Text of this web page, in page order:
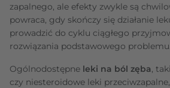
zapalnego, ale efekty zwykle są
powraca, gdy skończy się działanie
prowadzić do cyklu ciągłego
rozwiązania podstawowego problemu.
Ogólnodostępne leki na ból zęba,
czy niesteroidowe leki